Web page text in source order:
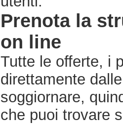
Prenota la
on line
Tutte le offerte, i
direttamente
soggiornare,
che puoi trovare